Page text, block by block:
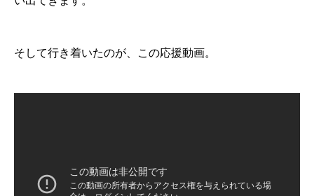
そして行き着いたのが、この応援動画。